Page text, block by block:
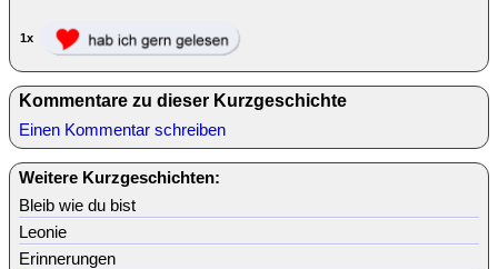
1x
Kommentare zu dieser Kurzgeschichte
Einen Kommentar schreiben
Weitere Kurzgeschichten:
Bleib wie du bist
Leonie
Erinnerungen